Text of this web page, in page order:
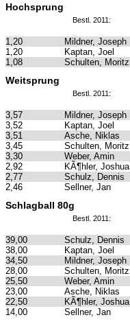
Hochsprung
Bestl. 2011:
1,20 Mildner, Joseph
1,20
Kaptan, Joel
1,08
Schulten, Moritz
Weitsprung
Bestl. 2011:
3,57 Mildner, Joseph
3,52
Kaptan, Joel
3,51
Asche, Niklas
3,45
Schulten, Moritz
3,30
Weber, Amin
2,92
KÃ¶hler, Joshua
2,77
Schulz, Dennis
2,46
Sellner, Jan
Schlagball 80g
Bestl. 2011:
39,00 Schulz, Dennis
38,00
Kaptan, Joel
34,50
Mildner, Joseph
28,00
Schulten, Moritz
25,50
Weber, Amin
23,00
Asche, Niklas
22,50
KÃ¶hler, Joshua
14,00
Sellner, Jan